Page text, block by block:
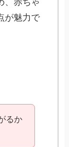
が魅力で
るか